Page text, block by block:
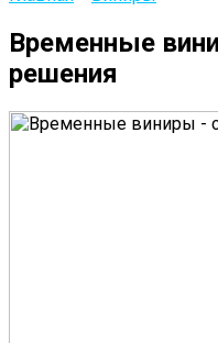
Временные
решения